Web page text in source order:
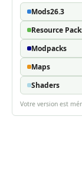
Mods26.3
Resource
Modpacks
Maps
Shaders
Votre version est